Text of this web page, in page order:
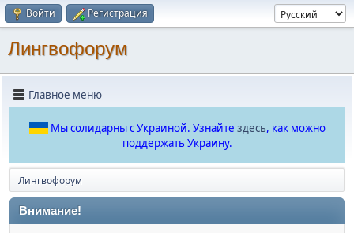
Войти Регистрация
Лингвофорум
Главное меню
Мы солидарны с Украиной. Узнайте здесь, как можно
поддержать Украину.
Лингвофорум
Внимание!